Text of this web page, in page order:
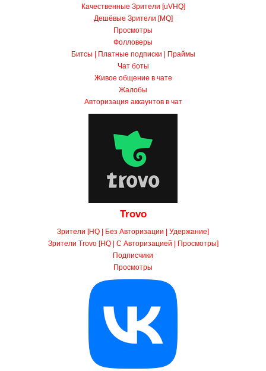
Дешёвые Зрители [MQ]
Просмотры
Фолловеры
Битсы | Платные подписки | Праймы
Чат боты
Живое общение в чате
Жалобы
Авторизация аккаунтов в чат
Trovo
Зрители Trovo [HQ | С Авторизацией | Просмотры]
Подписчики
Просмотры